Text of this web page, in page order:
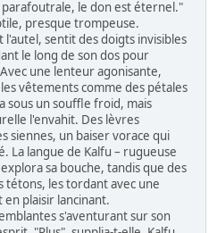
parafoutrale, le don est éternel."
presque trompeuse.
sentit des doigts invisibles
le long de son dos pour
une lenteur agonisante,
vêtements comme des pétales
sous un souffle froid, mais
l'envahit. Des lèvres
siennes, un baiser vorace qui
La langue de Kalfu – rugueuse
sa bouche, tandis que des
tétons, les tordant avec une
plaisir lancinant.
s'aventurant sur son